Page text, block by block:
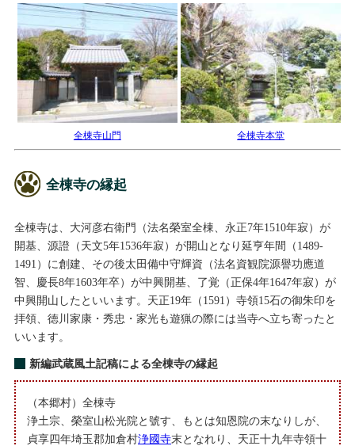
全棟寺山門 全棟寺本堂
全棟寺の縁起
全棟寺は、大河彦右衛門（法名榮室全棟、永正7年1510年寂）が
開基、源證（天文5年1536年寂）が開山となり延亨年間（1489-
1491）に創建、その後太田備中守輝資（法名資観院源譽功應道
智、慶長8年1603年卒）が中興開基、了覚（正保4年1647年寂）が
中興開山したといいます。天正19年（1591）寺領15石の御朱印を
拝領、徳川家康・秀忠・家光も遊猟の際には当寺へ立ち寄ったと
いいます。
新編武蔵風土記稿による全棟寺の縁起
（本郷村）全棟寺
浄土宗、榮室山松光院と號す、もとは知恩院の末なりしが、
貞享四年埼玉郡加倉村浄國寺末となれり、天正十九年寺領十